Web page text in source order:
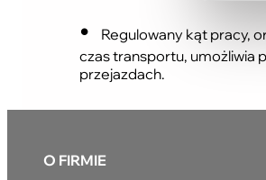
Regulowany kąt pracy,
czas transportu, umożliwia
przejazdach.
O FIRMIE